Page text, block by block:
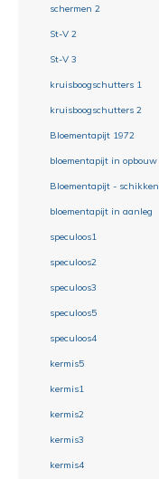
schermen 2
St-V 2
St-V 3
kruisboogschutters 1
kruisboogschutters 2
Bloementapijt 1972
bloementapijt in opbouw
Bloementapijt - schikken
bloementapijt in aanleg
speculoos1
speculoos2
speculoos3
speculoos5
speculoos4
kermis5
kermis1
kermis2
kermis3
kermis4